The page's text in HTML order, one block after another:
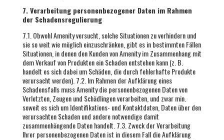
7. Verarbeitung personenbezogener Daten im Rahmen
der Schadensregulierung
7.1. Obwohl Amenity versucht, solche Situationen zu verhindern und
sie so weit wie möglich einzuschränken, gibt es in bestimmten Fällen
Situationen, in denen den Kunden von Amenity im Zusammenhang mit
dem Verkauf von Produkten ein Schaden entstehen kann (z. B.
handelt es sich dabei um Schäden, die durch fehlerhafte Produkte
verursacht werden). 7.2. Im Rahmen der Aufklärung eines
Schadensfalls muss Amenity die personenbezogenen Daten von
Verletzten, Zeugen und Schädlingen verarbeiten, und zwar min.
soweit es sich um Identifikations- und Kontaktdaten, Daten über den
verursachten Schaden und andere notwendige damit
zusammenhängende Daten handelt. 7.3. Zweck der Verarbeitung
Ihrer personenbezogenen Daten ist in diesem Fall die Aufklärung